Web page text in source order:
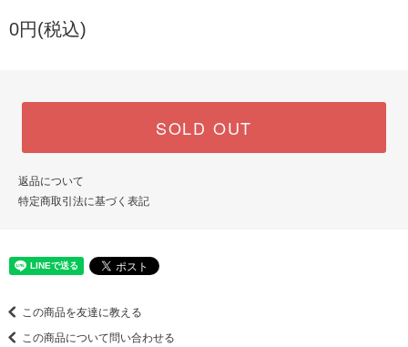
0円(税込)
SOLD OUT
返品について
特定商取引法に基づく表記
この商品を友達に教える
この商品について問い合わせる